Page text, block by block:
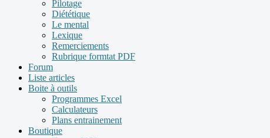
Pilotage
Diététique
Le mental
Lexique
Remerciements
Rubrique formtat PDF
Forum
Liste articles
Boite à outils
Programmes Excel
Calculateurs
Plans entrainement
Boutique